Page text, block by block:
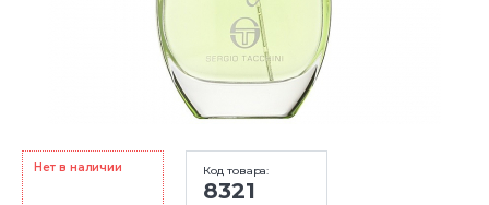
Нет в наличии Код товара:
8321